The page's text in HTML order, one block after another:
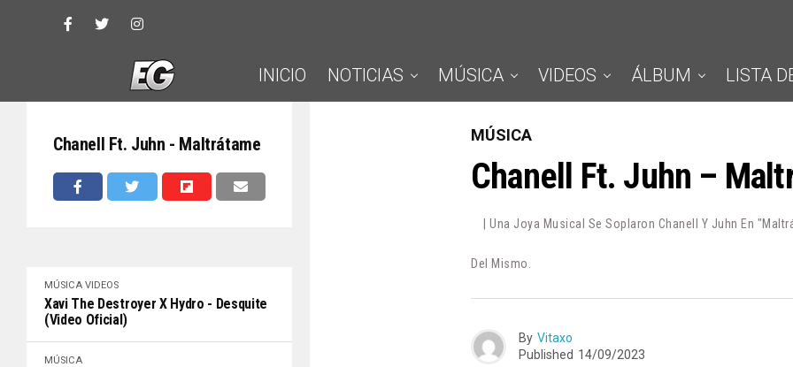
INICIO NOTICIAS MÚSICA VIDEOS ÁLBUM LISTA
Chanell Ft. Juhn - Maltrátame
MÚSICA VIDEOS
Xavi The Destroyer X Hydro - Desquite
(Video Oficial)
MÚSICA
MÚSICA
Chanell Ft. Juhn –
| Una Joya Musical Se Soplaron Chanell Y Juhn En
Del Mismo.
By Vitaxo
Published 14/09/2023